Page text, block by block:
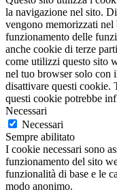
la navigazione nel sito.
vengono memorizzati
funzionamento delle
anche cookie di terze
come utilizzi questo sito
nel tuo browser solo con
disattivare questi cookie.
questi cookie potrebbe
Necessari
Necessari
Sempre abilitato
I cookie necessari sono
funzionamento del sito
funzionalità di base e le
modo anonimo.